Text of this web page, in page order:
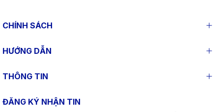
CHÍNH SÁCH
HƯỚNG DẪN
THÔNG TIN
ĐĂNG KÝ NHẬN TIN